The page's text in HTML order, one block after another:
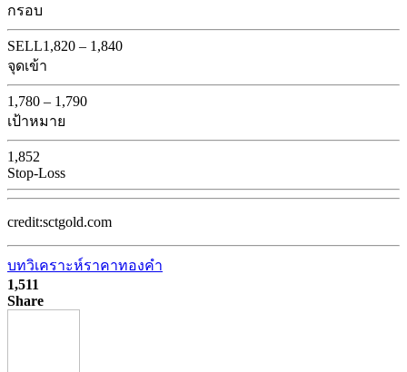
กรอบ
SELL1,820 – 1,840
จุดเข้า
1,780 – 1,790
เป้าหมาย
1,852
Stop-Loss
credit:sctgold.com
บทวิเคราะห์ราคาทองคำ
1,511
Share